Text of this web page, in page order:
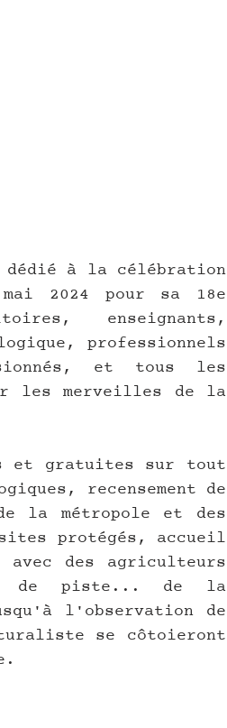
dédié à la célébration
2024 pour sa 18e
enseignants,
professionnels
et tous les
les merveilles de la
et gratuites sur tout
recensement de
la métropole et des
protégés, accueil
des agriculteurs
de piste... de la
l'observation de
se côtoieront